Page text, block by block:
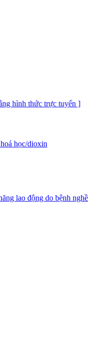
trực tuyến ]
học/dioxin
lao động do bệnh nghề